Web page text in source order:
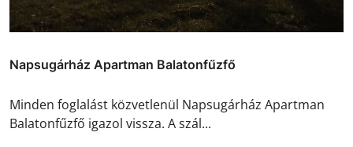
Napsugárház Apartman Balatonfűzfő
Minden foglalást közvetlenül Napsugárház Apartman
Balatonfűzfő igazol vissza. A szál...